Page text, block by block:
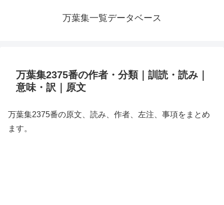
万葉集一覧データベース
万葉集2375番の作者・分類｜訓読・読み｜
意味・訳｜原文
万葉集2375番の原文、読み、作者、左注、事項をまとめ
ます。